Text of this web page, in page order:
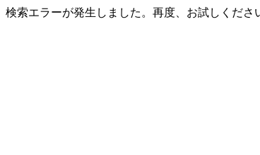
検索エラーが発生しました。再度、お試しくださ